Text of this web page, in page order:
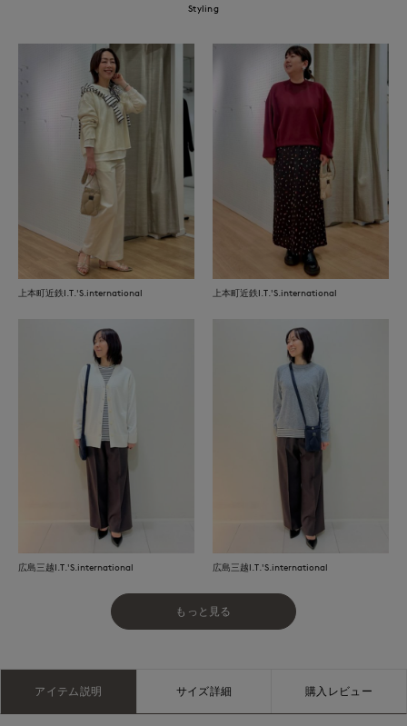
Styling
上本町近鉄I.T.'S.international 上本町近鉄I.T.'S.international
広島三越I.T.'S.international 広島三越I.T.'S.international
もっと見る
アイテム説明 サイズ詳細 購入レビュー